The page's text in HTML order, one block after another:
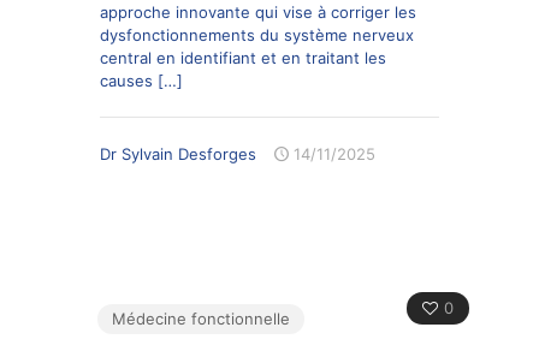
approche innovante qui vise à corriger les
dysfonctionnements du système nerveux
central en identifiant et en traitant les
causes […]
Dr Sylvain Desforges 14/11/2025
0
Médecine fonctionnelle